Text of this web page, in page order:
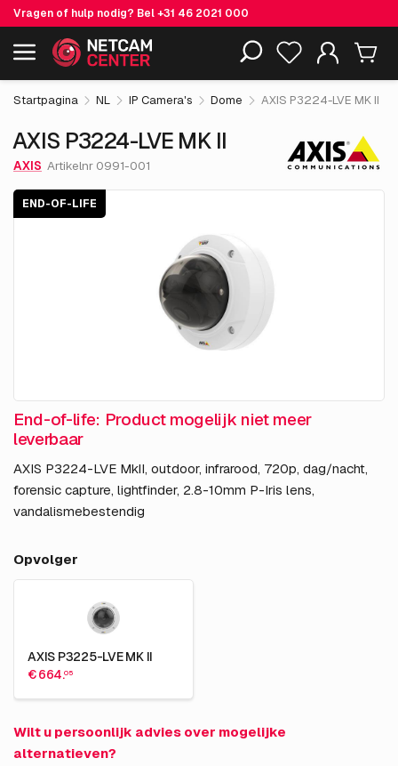
Vragen of hulp nodig? Bel+31 46 2021 000
Inclusief EOL-producten
AXIS P3224-LVE MK II € 597. 55
excl. BTW
Startpagina NL IP Camera's Dome AXIS P3224-LVE MK II
AXIS P3224-LVE MK II
AXIS Artikelnr 0991-001
END-OF-LIFE
End-of-life: Product mogelijk niet meer
leverbaar
AXIS P3224-LVE MkII, outdoor, infrarood, 720p, dag/nacht,
forensic capture, lightfinder, 2.8-10mm P-Iris lens,
vandalismebestendig
Opvolger
AXIS P3225-LVE MK II
€ 664.05
Wilt u persoonlijk advies over mogelijke
alternatieven?